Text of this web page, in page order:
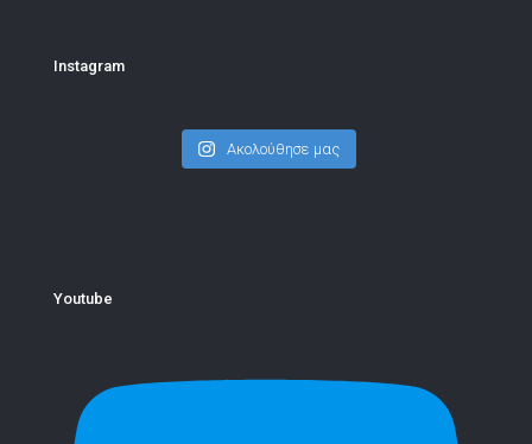
Instagram
Ακολούθησε μας
Youtube